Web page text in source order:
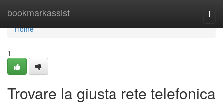
bookmarkassist
Home
Home
1
Trovare la giusta rete telefonica